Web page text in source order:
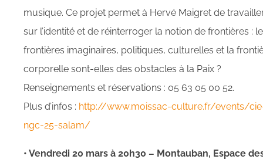
musique. Ce projet permet à Hervé Maigret de
sur l’identité et de réinterroger la notion de frontières :
frontières imaginaires, politiques, culturelles et la
corporelle sont-elles des obstacles à la Paix ?
Renseignements et réservations : 05 63 05 00 52.
Plus d’infos : http://www.moissac-culture.fr/events/
ngc-25-salam/
• Vendredi 20 mars à 20h30 – Montauban, Espace